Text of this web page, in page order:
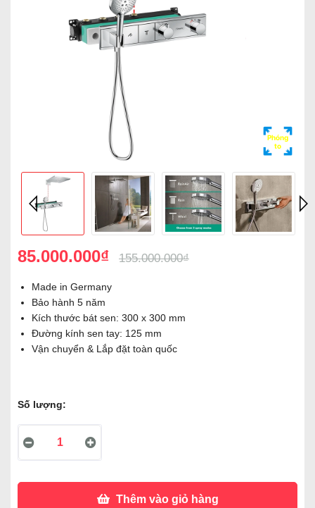
Phóng
to
85.000.000₫ 155.000.000₫
Made in Germany
Bảo hành 5 năm
Kích thước bát sen: 300 x 300 mm
Đường kính sen tay: 125 mm
Vận chuyển & Lắp đặt toàn quốc
Số lượng:
Thêm vào giỏ hàng